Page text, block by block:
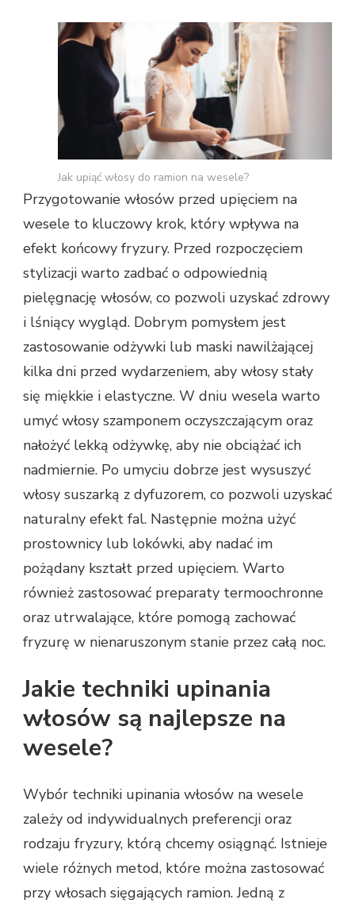
Jak upiąć włosy do ramion na wesele?
Przygotowanie włosów przed upięciem na
wesele to kluczowy krok, który wpływa na
efekt końcowy fryzury. Przed rozpoczęciem
stylizacji warto zadbać o odpowiednią
pielęgnację włosów, co pozwoli uzyskać zdrowy
i lśniący wygląd. Dobrym pomysłem jest
zastosowanie odżywki lub maski nawilżającej
kilka dni przed wydarzeniem, aby włosy stały
się miękkie i elastyczne. W dniu wesela warto
umyć włosy szamponem oczyszczającym oraz
nałożyć lekką odżywkę, aby nie obciążać ich
nadmiernie. Po umyciu dobrze jest wysuszyć
włosy suszarką z dyfuzorem, co pozwoli uzyskać
naturalny efekt fal. Następnie można użyć
prostownicy lub lokówki, aby nadać im
pożądany kształt przed upięciem. Warto
również zastosować preparaty termoochronne
oraz utrwalające, które pomogą zachować
fryzurę w nienaruszonym stanie przez całą noc.
Jakie techniki upinania
włosów są najlepsze na
wesele?
Wybór techniki upinania włosów na wesele
zależy od indywidualnych preferencji oraz
rodzaju fryzury, którą chcemy osiągnąć. Istnieje
wiele różnych metod, które można zastosować
przy włosach sięgających ramion. Jedną z